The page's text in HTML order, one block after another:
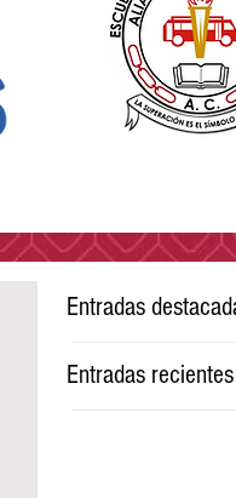
Entradas
Entradas recientes